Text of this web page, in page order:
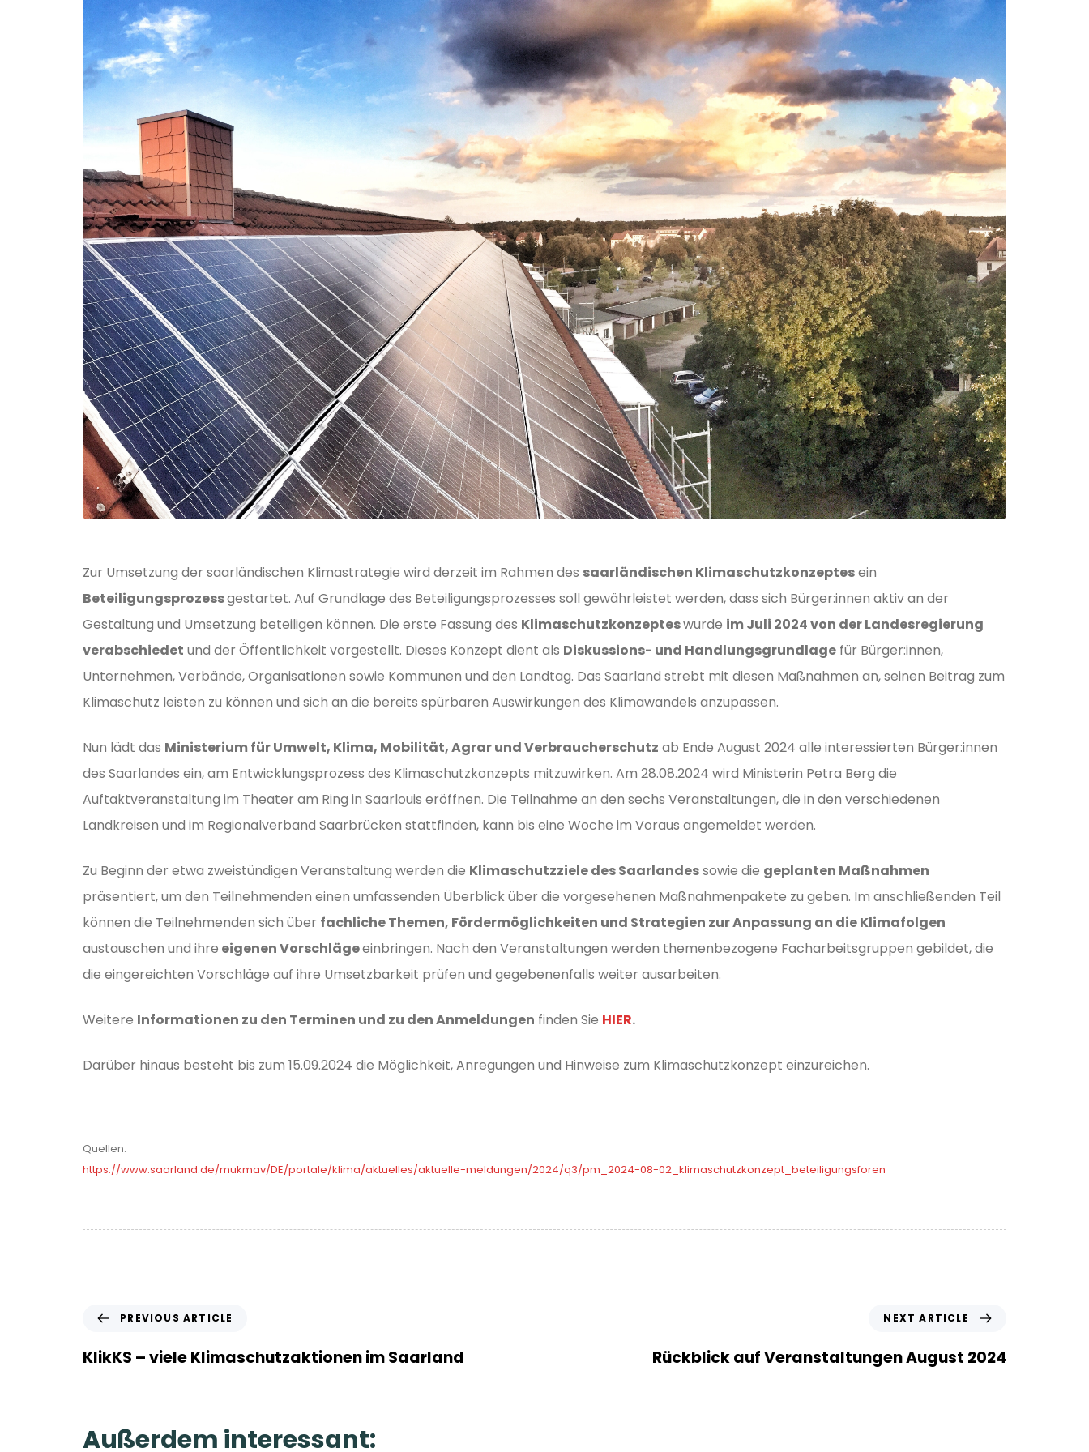
Zur Umsetzung der saarländischen Klimastrategie wird derzeit im Rahmen des saarländischen Klimaschutzkonzeptesein
Beteiligungsprozessgestartet. Auf Grundlage des Beteiligungsprozesses soll gewährleistet werden, dass sich Bürger:innen aktiv an der
Gestaltung und Umsetzung beteiligen können. Die erste Fassung des Klimaschutzkonzepteswurde im Juli 2024 von der Landesregierung
verabschiedet und der Öffentlichkeit vorgestellt. Dieses Konzept dient als Diskussions- und Handlungsgrundlage für Bürger:innen,
Unternehmen, Verbände, Organisationen sowie Kommunen und den Landtag. Das Saarland strebt mit diesen Maßnahmen an, seinen Beitrag zum
Klimaschutz leisten zu können und sich an die bereits spürbaren Auswirkungen des Klimawandels anzupassen.
Nun lädt das Ministerium für Umwelt, Klima, Mobilität, Agrar und Verbraucherschutz ab Ende August 2024 alle interessierten Bürger:innen
des Saarlandes ein, am Entwicklungsprozess des Klimaschutzkonzepts mitzuwirken. Am 28.08.2024 wird Ministerin Petra Berg die
Auftaktveranstaltung im Theater am Ring in Saarlouis eröffnen. Die Teilnahme an den sechs Veranstaltungen, die in den verschiedenen
Landkreisen und im Regionalverband Saarbrücken stattfinden, kann bis eine Woche im Voraus angemeldet werden.
Zu Beginn der etwa zweistündigen Veranstaltung werden die Klimaschutzziele des Saarlandessowie die geplanten Maßnahmen
präsentiert, um den Teilnehmenden einen umfassenden Überblick über die vorgesehenen Maßnahmenpakete zu geben. Im anschließenden Teil
können die Teilnehmenden sich über fachliche Themen, Fördermöglichkeiten und Strategien zur Anpassung an die Klimafolgen
austauschen und ihre eigenen Vorschlägeeinbringen. Nach den Veranstaltungen werden themenbezogene Facharbeitsgruppen gebildet, die
die eingereichten Vorschläge auf ihre Umsetzbarkeit prüfen und gegebenenfalls weiter ausarbeiten.
Weitere Informationen zu den Terminen und zu den Anmeldungen finden Sie HIER.
Darüber hinaus besteht bis zum 15.09.2024 die Möglichkeit, Anregungen und Hinweise zum Klimaschutzkonzept einzureichen.
Quellen:
https://www.saarland.de/mukmav/DE/portale/klima/aktuelles/aktuelle-meldungen/2024/q3/pm_2024-08-02_klimaschutzkonzept_beteiligungsforen
e
v
s
PREVIOUS ARTICLE
KlikKS – viele Klimaschutzaktionen im Saarland
x
t
NEXT ARTICLE
Rückblick auf Veranstaltungen August 2024
Außerdem interessant: